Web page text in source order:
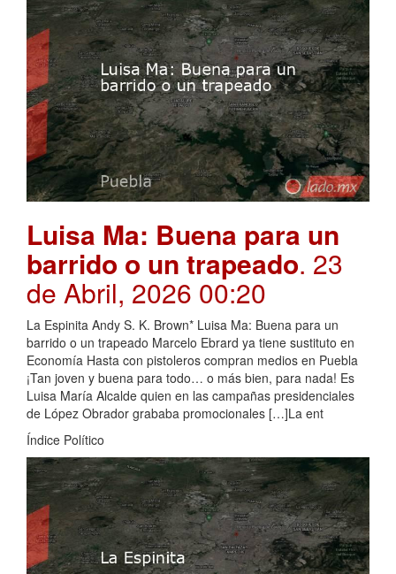
Luisa Ma: Buena para un
barrido o un trapeado. 23
de Abril, 2026 00:20
La Espinita Andy S. K. Brown* Luisa Ma: Buena para un
barrido o un trapeado Marcelo Ebrard ya tiene sustituto en
Economía Hasta con pistoleros compran medios en Puebla
¡Tan joven y buena para todo… o más bien, para nada! Es
Luisa María Alcalde quien en las campañas presidenciales
de López Obrador grababa promocionales […]La ent
Índice Político